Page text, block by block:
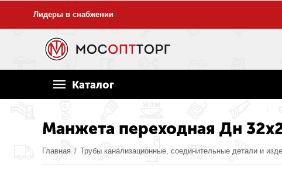
Лидеры в снабжении
Каталог
Манжета переходная Дн
Главная / Трубы канализационные, соединительные детали и